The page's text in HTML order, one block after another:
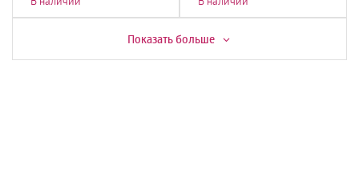
Скидка - 13%
Показать больше